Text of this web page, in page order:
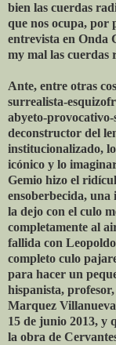
bien las cuerdas
que nos ocupa, por
entrevista en Onda
my mal las cuerdas
Ante, entre otras
surrealista-
abyeto-
deconstructor del
institucionalizado,
icónico y lo
Gemio hizo el
ensoberbecida,
la dejo con el culo
completamente al
fallida con
completo culo
para hacer un
hispanista,
Marquez
15 de junio 2013, y
la obra de